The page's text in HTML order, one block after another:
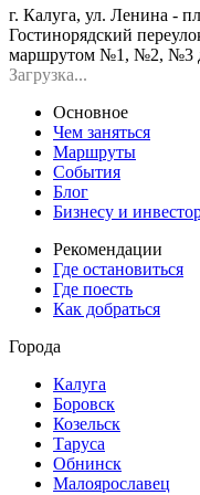
г. Калуга, ул. Ленина -
Гостинорядский
маршрутом №1, №2, №3
Загрузка...
Основное
Чем заняться
Маршруты
События
Блог
Бизнесу и
Рекомендации
Где остановиться
Где поесть
Как добраться
Города
Калуга
Боровск
Козельск
Таруса
Обнинск
Малоярославец